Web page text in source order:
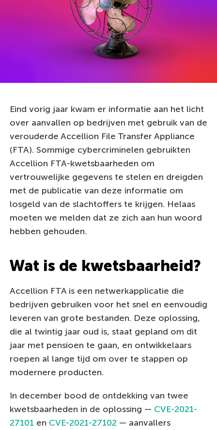
Eind vorig jaar kwam er informatie aan het licht
over aanvallen op bedrijven met gebruik van de
verouderde Accellion File Transfer Appliance
(FTA). Sommige cybercriminelen gebruikten
Accellion FTA-kwetsbaarheden om
vertrouwelijke gegevens te stelen en dreigden
met de publicatie van deze informatie om
losgeld van de slachtoffers te krijgen. Helaas
moeten we melden dat ze zich aan hun woord
hebben gehouden.
Wat is de kwetsbaarheid?
Accellion FTA is een netwerkapplicatie die
bedrijven gebruiken voor het snel en eenvoudig
leveren van grote bestanden. Deze oplossing,
die al twintig jaar oud is, staat gepland om dit
jaar met pensioen te gaan, en ontwikkelaars
roepen al lange tijd om over te stappen op
modernere producten.
In december bood de ontdekking van twee
kwetsbaarheden in de oplossing — CVE-2021-
27101 en CVE-2021-27102 — aanvallers